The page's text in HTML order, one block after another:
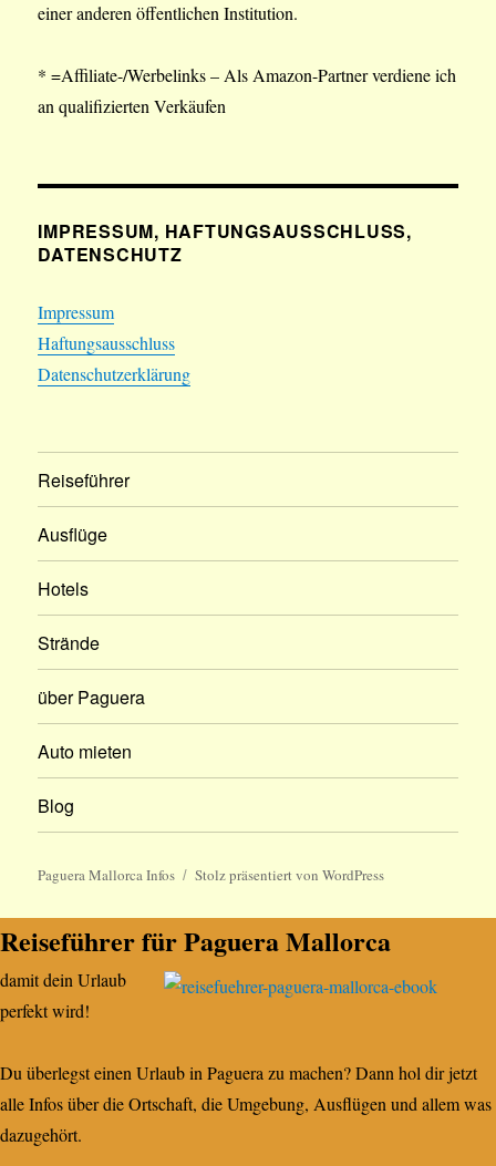
einer anderen öffentlichen Institution.
* =Affiliate-/Werbelinks – Als Amazon-Partner verdiene ich
an qualifizierten Verkäufen
IMPRESSUM, HAFTUNGSAUSSCHLUSS,
DATENSCHUTZ
Impressum
Haftungsausschluss
Datenschutzerklärung
Reiseführer
Ausflüge
Hotels
Strände
über Paguera
Auto mieten
Blog
Paguera Mallorca Infos Stolz präsentiert von WordPress
Reiseführer für Paguera Mallorca
damit dein Urlaub
perfekt wird!
Du überlegst einen Urlaub in Paguera zu machen? Dann hol dir jetzt
alle Infos über die Ortschaft, die Umgebung, Ausflügen und allem was
dazugehört.